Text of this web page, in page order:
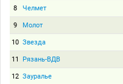
8 Челмет
9 Молот
10 Звезда
11 Рязань-ВДВ
12 Зауралье